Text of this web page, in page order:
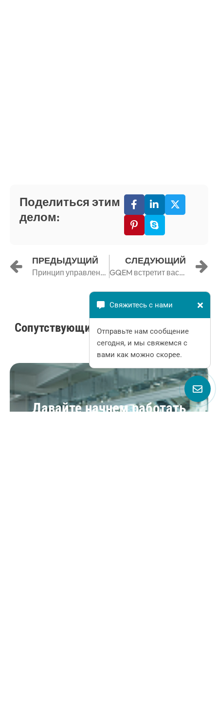
Поделиться этим
делом:
ПРЕДЫДУЩИЙ
Принцип управления кнопками с Gqele
СЛЕДУЮЩИЙ
GQEM встретит вас на Кантонской ярмарке в апреле
Сопутствующие товары
Давайте начнем работать
Свяжитесь с нами
Отправьте нам сообщение
сегодня, и мы свяжемся с
вами как можно скорее.